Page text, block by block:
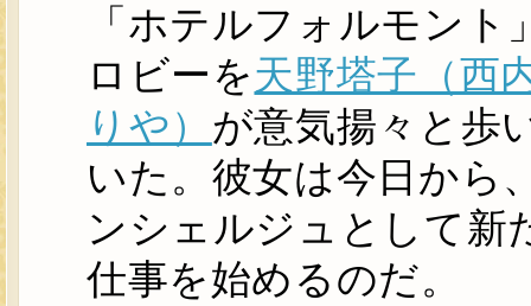
「ホテルフォルモント
ロビーを天野塔子（西
りや） が意気揚々と歩
いた。彼女は今日から
ンシェルジュとして新
仕事を始めるのだ。